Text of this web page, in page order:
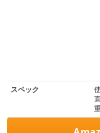
スペック